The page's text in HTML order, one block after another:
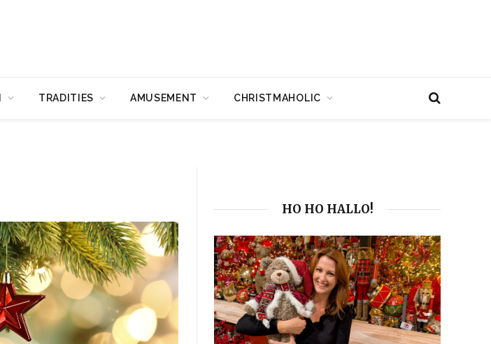
TRADITIES AMUSEMENT CHRISTMAHOLIC
HO HO HALLO!